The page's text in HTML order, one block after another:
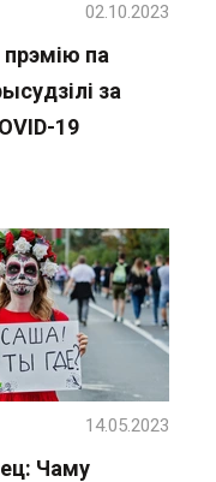
па
за
19
02.10.2023
Чаму
14.05.2023